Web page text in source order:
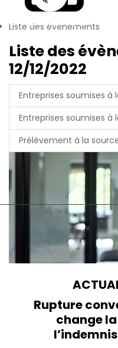
Liste des évènements
Liste des
12/12/2022
Entreprises soumises à
Entreprises soumises à
Prélèvement à la source
Rupture
change